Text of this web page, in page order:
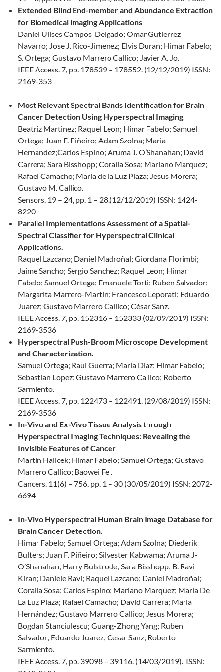
Extended Blind End-memberand Abundance Extraction
for Biomedical Imaging Applications
Daniel Ulises Campos-Delgado; Omar Gutierrez-
Navarro; Jose J. Rico-Jimenez; Elvis Duran; Himar Fabelo;
S. Ortega; Gustavo Marrero Callico; Javier A. Jo.
IEEE Access. 7, pp. 178539 – 178552. (12/12/2019) ISSN:
2169-353
Most Relevant Spectral Bands Identification for Brain
Cancer Detection Using Hyperspectral Imaging.
Beatriz Martinez; Raquel Leon; Himar Fabelo; Samuel
Ortega; Juan F. Piñeiro; Adam Szolna; Maria
Hernandez;Carlos Espino; Aruma J. O’Shanahan; David
Carrera; Sara Bisshopp; Coralia Sosa; Mariano Marquez;
Rafael Camacho; Maria de la Luz Plaza; Jesus Morera;
Gustavo M. Callico.
Sensors. 19 – 24, pp. 1 – 28.(12/12/2019) ISSN: 1424-
8220
Parallel Implementations Assessment of a Spatial-
Spectral Classifier for Hyperspectral Clinical
Applications.
Raquel Lazcano; Daniel Madroñal; Giordana Florimbi;
Jaime Sancho; Sergio Sanchez; Raquel Leon; Himar
Fabelo; Samuel Ortega; Emanuele Torti; Ruben Salvador;
Margarita Marrero-Martin; Francesco Leporati; Eduardo
Juarez; Gustavo Marrero Callico; César Sanz.
IEEE Access. 7, pp. 152316 – 152333 (02/09/2019) ISSN:
2169-3536
Hyperspectral Push-Broom Microscope Development
and Characterization.
Samuel Ortega; Raul Guerra; Maria Diaz; Himar Fabelo;
Sebastian Lopez; Gustavo Marrero Callico; Roberto
Sarmiento.
IEEE Access. 7, pp. 122473 – 122491. (29/08/2019) ISSN:
2169-3536
In-Vivo and Ex-Vivo Tissue Analysis through
Hyperspectral Imaging Techniques: Revealing the
Invisible Features of Cancer
Martin Halicek; Himar Fabelo; Samuel Ortega; Gustavo
Marrero Callico; Baowei Fei.
Cancers. 11(6) – 756, pp. 1 – 30 (30/05/2019) ISSN: 2072-
6694
In-Vivo Hyperspectral Human Brain Image Database for
Brain Cancer Detection.
Himar Fabelo; Samuel Ortega; Adam Szolna; Diederik
Bulters; Juan F. Piñeiro; Silvester Kabwama; Aruma J-
O’Shanahan; Harry Bulstrode; Sara Bisshopp; B. Ravi
Kiran; Daniele Ravi; Raquel Lazcano; Daniel Madroñal;
Coralia Sosa; Carlos Espino; Mariano Marquez; María De
La Luz Plaza; Rafael Camacho; David Carrera; Maria
Hernández; Gustavo Marrero Callico; Jesus Morera;
Bogdan Stanciulescu; Guang-Zhong Yang; Ruben
Salvador; Eduardo Juarez; Cesar Sanz; Roberto
Sarmiento.
IEEE Access. 7, pp. 39098 – 39116. (14/03/2019). ISSN: